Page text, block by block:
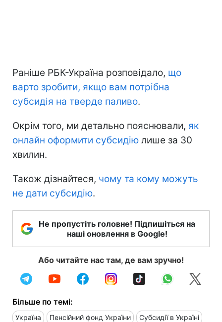
Раніше РБК-Україна розповідало, що
варто зробити, якщо вам потрібна
субсидія на тверде паливо.
Окрім того, ми детально пояснювали, як
онлайн оформити субсидію лише за 30
хвилин.
Також дізнайтеся, чому та кому можуть
не дати субсидію.
Не пропустіть головне! Підпишіться на
наші оновлення в Google!
Або читайте нас там, де вам зручно!
Більше по темі:
Україна Пенсійний фонд України Субсидії в Україні